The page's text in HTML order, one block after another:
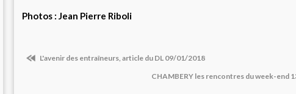
Photos : Jean Pierre Riboli
L'avenir des entraîneurs, article du DL 09/01/2018
CHAMBERY les rencontres du week-end